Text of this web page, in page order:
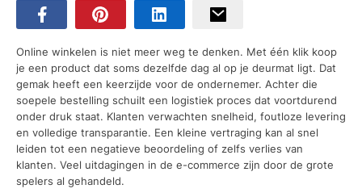
Online winkelen is niet meer weg te denken. Met één klik koop
je een product dat soms dezelfde dag al op je deurmat ligt. Dat
gemak heeft een keerzijde voor de ondernemer. Achter die
soepele bestelling schuilt een logistiek proces dat voortdurend
onder druk staat. Klanten verwachten snelheid, foutloze levering
en volledige transparantie. Een kleine vertraging kan al snel
leiden tot een negatieve beoordeling of zelfs verlies van
klanten. Veel uitdagingen in de e-commerce zijn door de grote
spelers al gehandeld.